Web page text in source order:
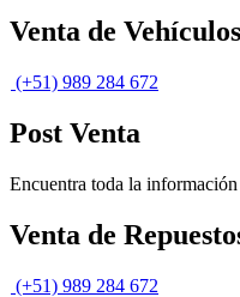
Venta de
(+51) 989 284 672
Post Venta
Encuentra toda la
Venta de
(+51) 989 284 672